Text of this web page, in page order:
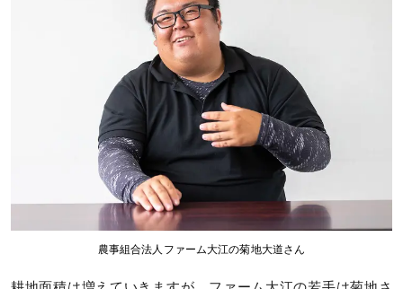
農事組合法人ファーム大江の菊地大道さん